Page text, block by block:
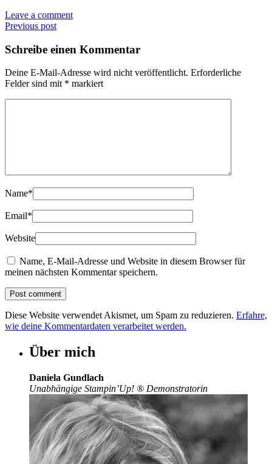
Leave a comment
Previous post
Schreibe einen Kommentar
Deine E-Mail-Adresse wird nicht veröffentlicht. Erforderliche
Felder sind mit * markiert
Name*
Email*
Website
Name, E-Mail-Adresse und Website in diesem Browser für
meinen nächsten Kommentar speichern.
Diese Website verwendet Akismet, um Spam zu reduzieren. Erfahre,
wie deine Kommentardaten verarbeitet werden.
Über mich
Daniela Gundlach
Unabhängige Stampin’Up! ® Demonstratorin